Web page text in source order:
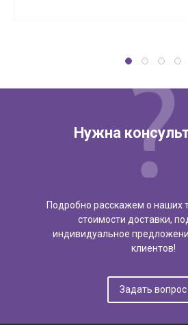
Нужна
Подробно расскажем о наших
стоимости доставки,
индивидуальное
клиентов!
Задать вопрос